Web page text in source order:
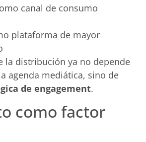
canal de consumo
plataforma de mayor
la distribución ya no depende
agenda mediática, sino de
de engagement.
como factor